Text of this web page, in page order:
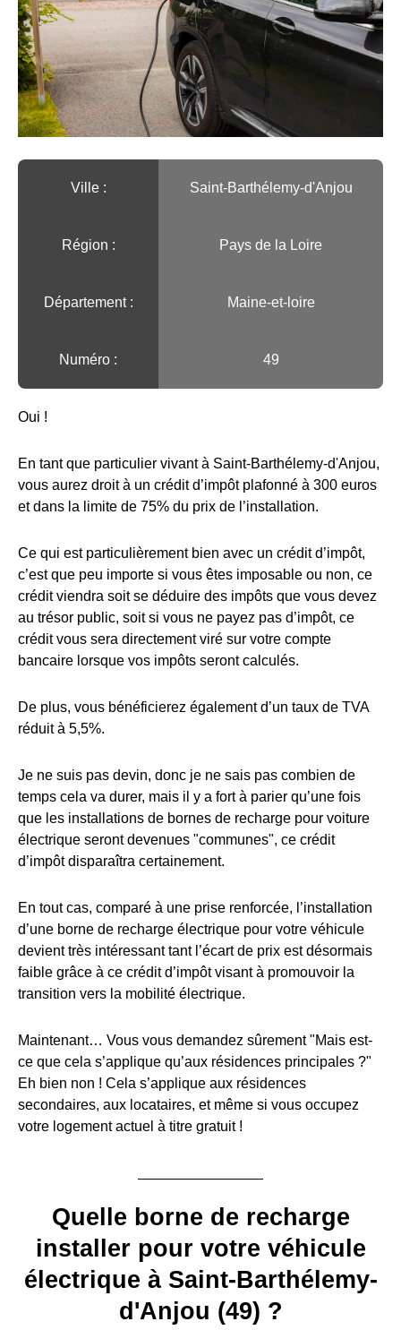
Ville :️ Saint-Barthélemy-d'Anjou
Région :️ Pays de la Loire
Département : Maine-et-loire
Numéro : 49
Oui !
En tant que particulier vivant à Saint-Barthélemy-d'Anjou,
vous aurez droit à un crédit d’impôt plafonné à 300 euros
et dans la limite de 75% du prix de l’installation.
Ce qui est particulièrement bien avec un crédit d’impôt,
c’est que peu importe si vous êtes imposable ou non, ce
crédit viendra soit se déduire des impôts que vous devez
au trésor public, soit si vous ne payez pas d’impôt, ce
crédit vous sera directement viré sur votre compte
bancaire lorsque vos impôts seront calculés.
De plus, vous bénéficierez également d’un taux de TVA
réduit à 5,5%.
Je ne suis pas devin, donc je ne sais pas combien de
temps cela va durer, mais il y a fort à parier qu’une fois
que les installations de bornes de recharge pour voiture
électrique seront devenues "communes", ce crédit
d’impôt disparaîtra certainement.
En tout cas, comparé à une prise renforcée, l’installation
d’une borne de recharge électrique pour votre véhicule
devient très intéressant tant l’écart de prix est désormais
faible grâce à ce crédit d’impôt visant à promouvoir la
transition vers la mobilité électrique.
Maintenant… Vous vous demandez sûrement "Mais est-
ce que cela s’applique qu’aux résidences principales ?"
Eh bien non ! Cela s’applique aux résidences
secondaires, aux locataires, et même si vous occupez
votre logement actuel à titre gratuit !
Quelle borne de recharge
installer pour votre véhicule
électrique à Saint-Barthélemy-
d'Anjou (49) ?